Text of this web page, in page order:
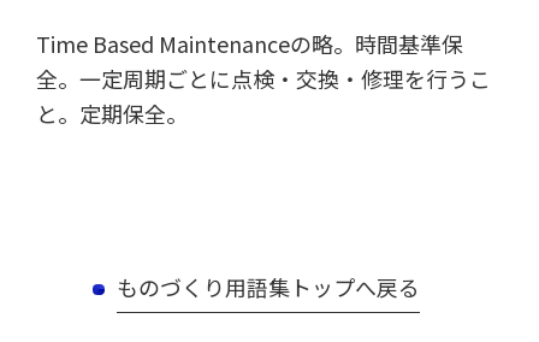
Time Based Maintenanceの略。時間基準保
全。一定周期ごとに点検・交換・修理を行うこ
と。定期保全。
ものづくり用語集トップへ戻る